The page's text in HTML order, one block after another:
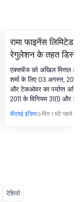
रामा फाइनेंस
रेगुलेशन के तहत
(SAST) विनियम,
31(2).
एक्सचेंज को अखिल मित्तल और
शर्मा के लिए 03 अगस्त,
और टेकओवर का पर्याप्त
2011 के विनियम 31(1) और
प्रकटन प्राप्त हुआ है
बीएसई इंडिया6 दिन 1 घंटे पहले
रेशियो